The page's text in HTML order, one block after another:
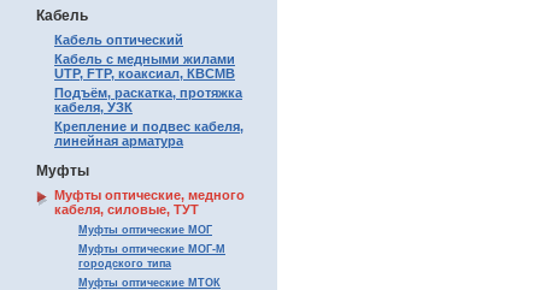
Кабель
Кабель оптический
Кабель с медными жилами
UTP, FTP, коаксиал, КВСМВ
Подъём, раскатка, протяжка
кабеля, УЗК
Крепление и подвес кабеля,
линейная арматура
Муфты
Муфты оптические, медного
кабеля, силовые, ТУТ
Муфты оптические МОГ
Муфты оптические МОГ-М
городского типа
Муфты оптические МТОК